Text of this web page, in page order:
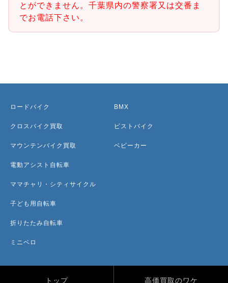
とができません。千葉県内の警察署又は交番ま
でお電話下さい。
ロードバイク
クロスバイク買取
マウンテンバイク買取
電動アシスト自転車
ママチャリ・シティサイクル
子ども用自転車
折りたたみ自転車
ミニベロ
BMX
ピストバイク
ベビーカー
トップ 高価買取のワケ